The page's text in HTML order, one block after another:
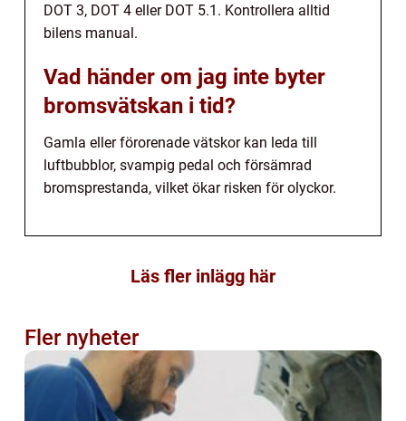
DOT 3, DOT 4 eller DOT 5.1. Kontrollera alltid
bilens manual.
Vad händer om jag inte byter
bromsvätskan i tid?
Gamla eller förorenade vätskor kan leda till
luftbubblor, svampig pedal och försämrad
bromsprestanda, vilket ökar risken för olyckor.
Läs fler inlägg här
Fler nyheter